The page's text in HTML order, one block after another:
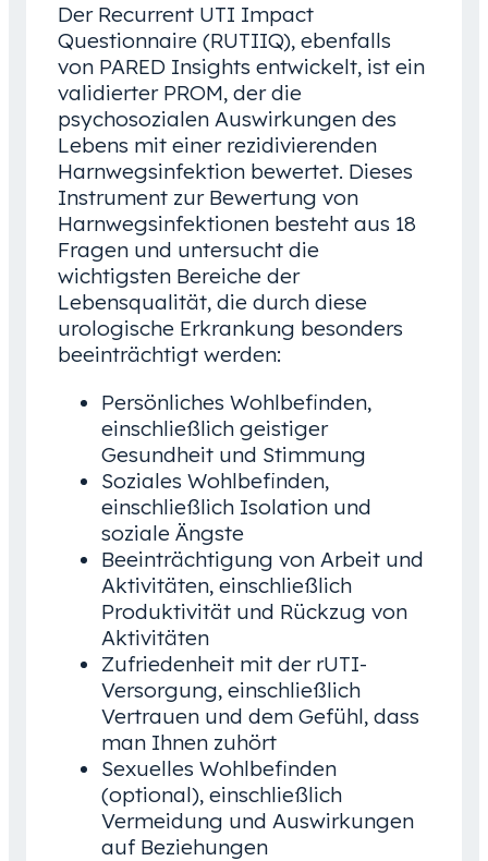
Der Recurrent UTI Impact
Questionnaire (RUTIIQ), ebenfalls
von PARED Insights entwickelt, ist ein
validierter PROM, der die
psychosozialen Auswirkungen des
Lebens mit einer rezidivierenden
Harnwegsinfektion bewertet. Dieses
Instrument zur Bewertung von
Harnwegsinfektionen besteht aus 18
Fragen und untersucht die
wichtigsten Bereiche der
Lebensqualität, die durch diese
urologische Erkrankung besonders
beeinträchtigt werden:
Persönliches Wohlbefinden,
einschließlich geistiger
Gesundheit und Stimmung
Soziales Wohlbefinden,
einschließlich Isolation und
soziale Ängste
Beeinträchtigung von Arbeit und
Aktivitäten, einschließlich
Produktivität und Rückzug von
Aktivitäten
Zufriedenheit mit der rUTI-
Versorgung, einschließlich
Vertrauen und dem Gefühl, dass
man Ihnen zuhört
Sexuelles Wohlbefinden
(optional), einschließlich
Vermeidung und Auswirkungen
auf Beziehungen